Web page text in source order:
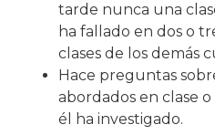
tarde nunca una
ha fallado en dos o
clases de los demás
Hace preguntas
abordados en clase
él ha investigado.